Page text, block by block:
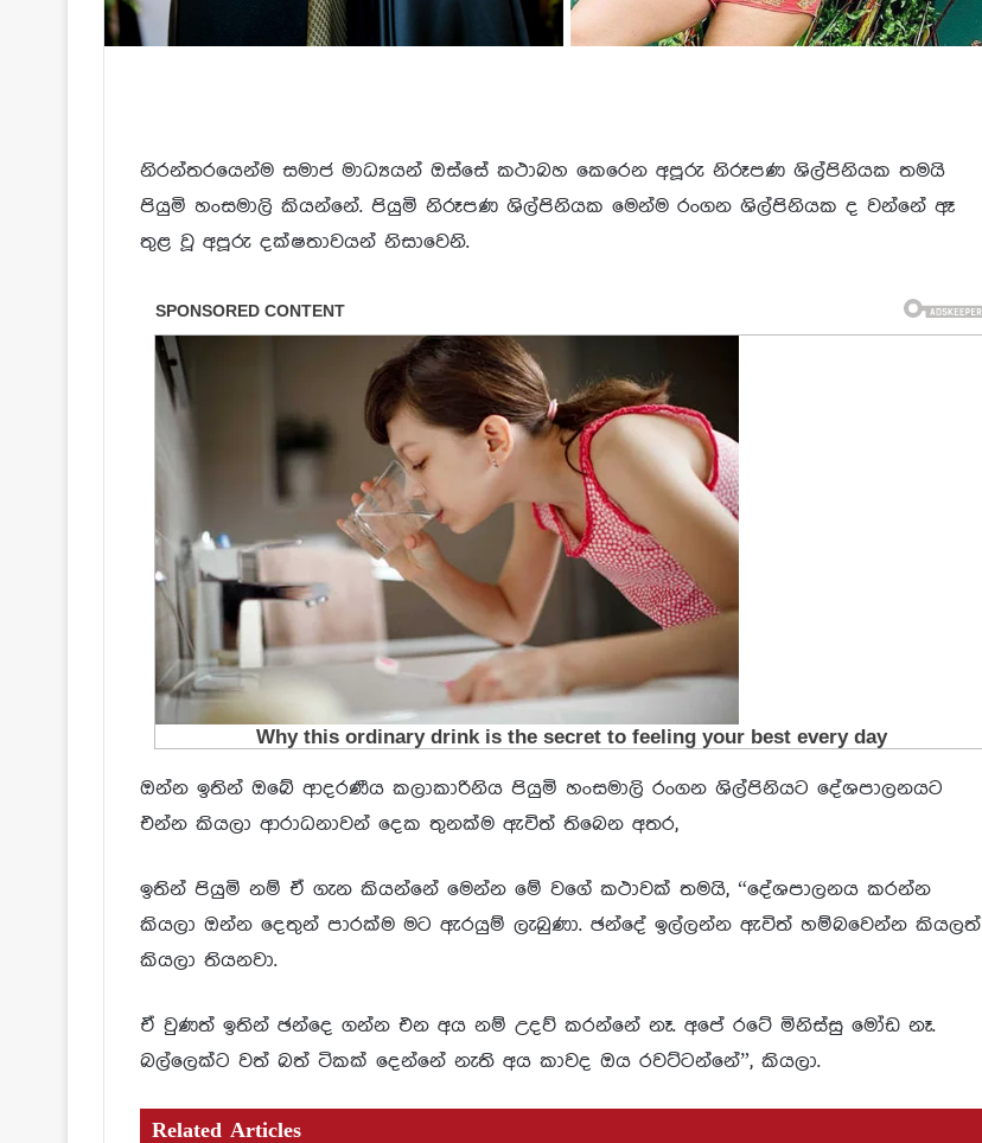
නිරන්තරයෙන්ම සමාජ මාධ්‍යයන් ඔස්සේ කථාබහ කෙරෙන අපූරු නිරූපණ ශිල්පිනියක තමයි
පියුමි හංසමාලි කියන්නේ. පියුමි නිරූපණ ශිල්පිනියක මෙන්ම රංගන ශිල්පිනියක ද වන්නේ ඈ
තුළ වූ අපූරු දක්ෂතාවයන් නිසාවෙනි.
ඔන්න ඉතින් ඔබේ ආදරණීය කලාකාරිනිය පියුමි හංසමාලි රංගන ශිල්පිනියට දේශපාලනයට
එන්න කියලා ආරාධනාවන් දෙක තුනක්ම ඇවිත් තිබෙන අතර,
ඉතින් පියුමි නම් ඒ ගැන කියන්නේ මෙන්න මේ වගේ කථාවක් තමයි, “දේශපාලනය කරන්න
කියලා ඔන්න දෙතුන් පාරක්ම මට ඇරයුම් ලැබුණා. ඡන්දේ ඉල්ලන්න ඇවිත් හම්බවෙන්න කියලත්
කියලා තියනවා.
ඒ වුණත් ඉතින් ඡන්දෙ ගන්න එන අය නම් උදව් කරන්නේ නෑ. අපේ රටේ මිනිස්සු මෝඩ නෑ.
බල්ලෙක්ට වත් බත් ටිකක් දෙන්නේ නැති අය කාවද ඔය රවට්ටන්නේ”, කියලා.
Related Articles